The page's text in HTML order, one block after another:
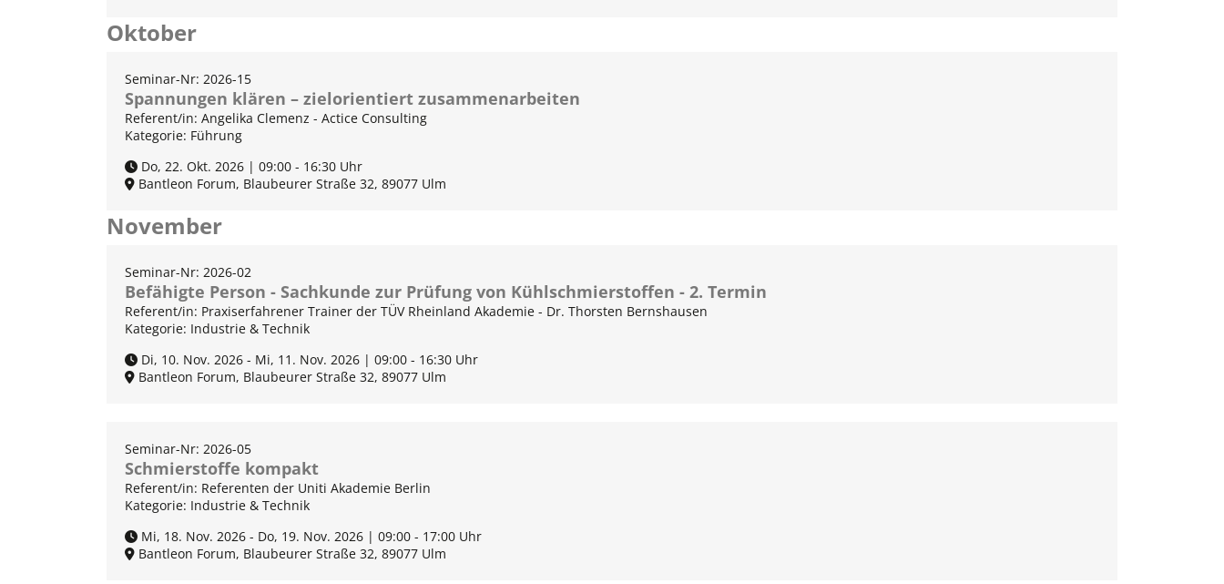
Oktober
Seminar-Nr: 2026-15
Spannungen klären – zielorientiert zusammenarbeiten
Referent/in: Angelika Clemenz - Actice Consulting
Kategorie: Führung
Do, 22. Okt. 2026 | 09:00 - 16:30 Uhr
Bantleon Forum, Blaubeurer Straße 32, 89077 Ulm
November
Seminar-Nr: 2026-02
Befähigte Person - Sachkunde zur Prüfung von Kühlschmierstoffen - 2. Termin
Referent/in: Praxiserfahrener Trainer der TÜV Rheinland Akademie - Dr. Thorsten Bernshausen
Kategorie: Industrie & Technik
Di, 10. Nov. 2026 - Mi, 11. Nov. 2026 | 09:00 - 16:30 Uhr
Bantleon Forum, Blaubeurer Straße 32, 89077 Ulm
Seminar-Nr: 2026-05
Schmierstoffe kompakt
Referent/in: Referenten der Uniti Akademie Berlin
Kategorie: Industrie & Technik
Mi, 18. Nov. 2026 - Do, 19. Nov. 2026 | 09:00 - 17:00 Uhr
Bantleon Forum, Blaubeurer Straße 32, 89077 Ulm